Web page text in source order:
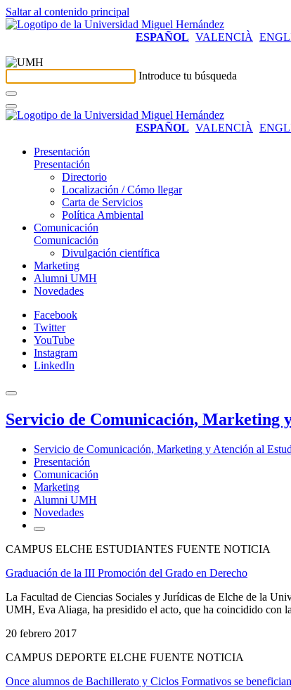
Saltar al contenido principal
ESPAÑOL VALENCIÀ
Introduce tu búsqueda
ESPAÑOL VALENCIÀ
Presentación
Presentación
Directorio
Localización / Cómo llegar
Carta de Servicios
Política Ambiental
Comunicación
Comunicación
Divulgación científica
Marketing
Alumni UMH
Novedades
Facebook
Twitter
YouTube
Instagram
LinkedIn
Servicio de Comunicación, Marketing
Servicio de Comunicación, Marketing y Atención al
Presentación
Comunicación
Marketing
Alumni UMH
Novedades
CAMPUS ELCHE ESTUDIANTES FUENTE NOTICIA
Graduación de la III Promoción del Grado en Derecho
La Facultad de Ciencias Sociales y Jurídicas de Elche de la
UMH, Eva Aliaga, ha presidido el acto, que ha coincidido con
20 febrero 2017
CAMPUS DEPORTE ELCHE FUENTE NOTICIA
Once alumnos de Bachillerato y Ciclos Formativos se